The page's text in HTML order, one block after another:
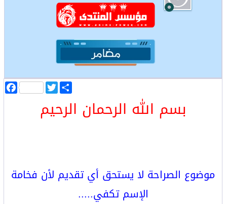
a
e
b
T
w
t
ن
ش
بسم الله الرحمان الرحيم
موضوع الصراحة لا يستحق أي تقديم لأن فخامة
الإسم تكفي.....